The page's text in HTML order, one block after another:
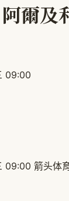
爾及
09:00
09:00 箭头体